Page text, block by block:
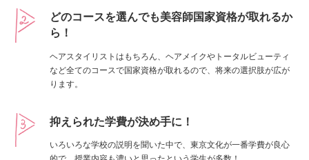
どのコースを選んでも美容師国家資格が取れるか
ら！
ヘアスタイリストはもちろん、ヘアメイクやトータルビューティ
など全てのコースで国家資格が取れるので、将来の選択肢が広が
ります。
抑えられた学費が決め手に！
いろいろな学校の説明を聞いた中で、東京文化が一番学費が良心